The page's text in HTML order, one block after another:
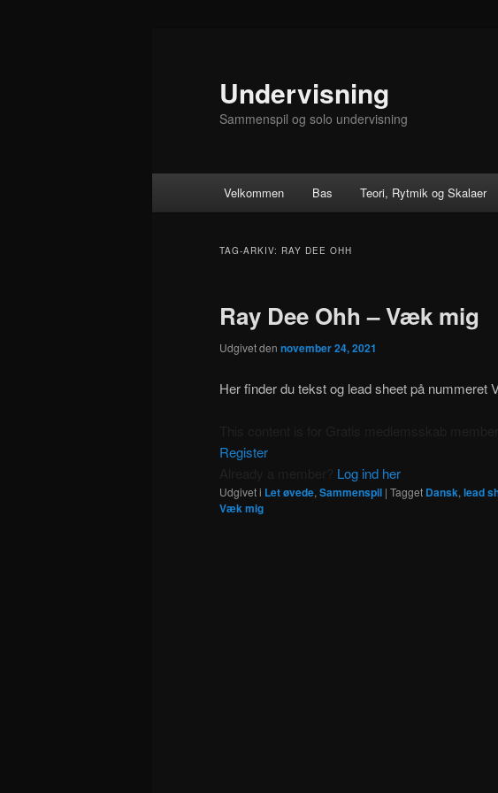
Undervisning
Sammenspil og solo undervisning
Velkommen Bas Teori, Rytmik og Skalaer
TAG-ARKIV: RAY DEE OHH
Ray Dee Ohh – Væk mig
Udgivet den november 24, 2021
Her finder du tekst og lead sheet på nummeret
Register
Log ind her
Udgivet i Let øvede, Sammenspil | Tagget Dansk, lead
Væk mig